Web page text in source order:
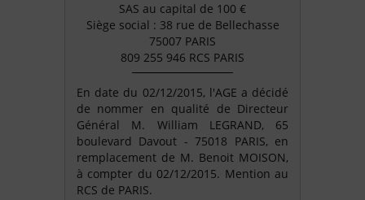
SAS au capital de 100 €
Siège social : 38 rue de Bellechasse
75007 PARIS
809 255 946 RCS PARIS
En date du 02/12/2015, l'AGE a décidé
de nommer en qualité de Directeur
Général M. William LEGRAND, 65
boulevard Davout - 75018 PARIS, en
remplacement de M. Benoit MOISON,
à compter du 02/12/2015. Mention au
RCS de PARIS.